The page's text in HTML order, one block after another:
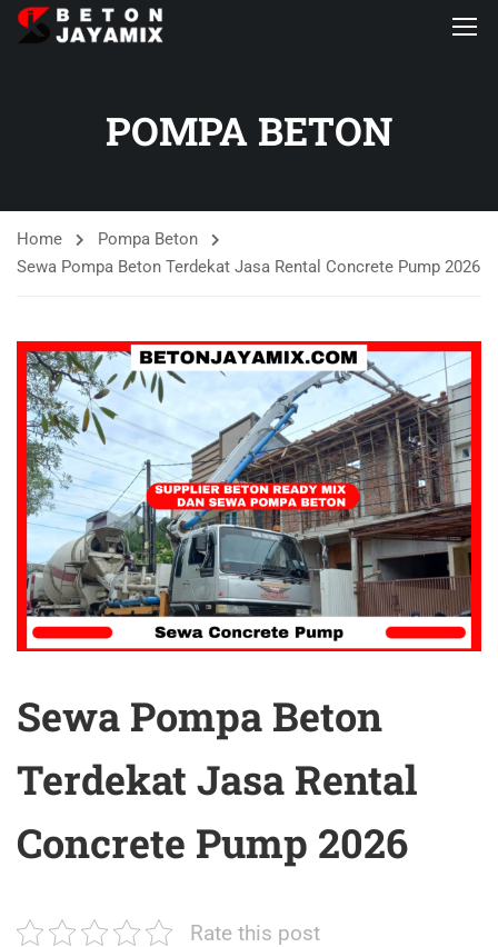
POMPA BETON
Home
Pompa Beton
Sewa Pompa Beton Terdekat Jasa Rental Concrete Pump 2026
Sewa Pompa Beton
Terdekat Jasa Rental
Concrete Pump 2026
Rate this post